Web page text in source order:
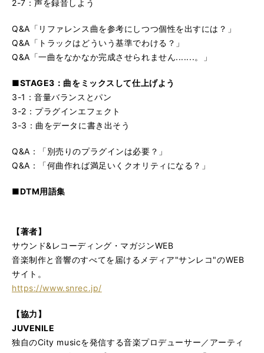
2-7：声を録音しよう
Q&A「リファレンス曲を参考にしつつ個性を出すには？」
Q&A「トラックはどういう基準でわける？」
Q&A「一曲をなかなか完成させられません.......。」
■STAGE3：曲をミックスして仕上げよう
3-1：音量バランスとパン
3-2：プラグインエフェクト
3-3：曲をデータに書き出そう
Q&A：「別売りのプラグインは必要？」
Q&A：「何曲作れば満足いくクオリティになる？」
■DTM用語集
【著者】
サウンド&レコーディング・マガジンWEB
音楽制作と音響のすべてを届けるメディア"サンレコ"のWEB
サイト。
https://www.snrec.jp/
【協力】
JUVENILE
独自のCity musicを発信する音楽プロデューサー／アーティ